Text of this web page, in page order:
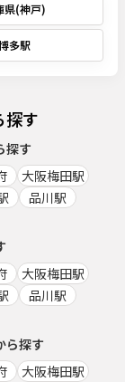
県(神戸)
多駅
探す
探す
大阪梅田駅
品川駅
大阪梅田駅
品川駅
ら探す
大阪梅田駅